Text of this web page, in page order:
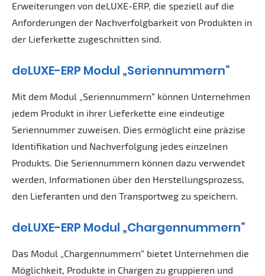
Erweiterungen von deLUXE-ERP, die speziell auf die
Anforderungen der Nachverfolgbarkeit von Produkten in
der Lieferkette zugeschnitten sind.
deLUXE-ERP Modul „Seriennummern“
Mit dem Modul „Seriennummern“ können Unternehmen
jedem Produkt in ihrer Lieferkette eine eindeutige
Seriennummer zuweisen. Dies ermöglicht eine präzise
Identifikation und Nachverfolgung jedes einzelnen
Produkts. Die Seriennummern können dazu verwendet
werden, Informationen über den Herstellungsprozess,
den Lieferanten und den Transportweg zu speichern.
deLUXE-ERP Modul „Chargennummern“
Das Modul „Chargennummern“ bietet Unternehmen die
Möglichkeit, Produkte in Chargen zu gruppieren und